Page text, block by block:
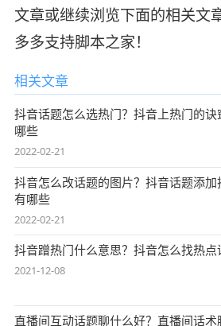
文章或继续浏览下面的相关文
多多支持脚本之家！
相关文章
抖音话题怎么选热门？抖音上热门的诀
哪些
2022-02-21
抖音怎么改话题的图片？抖音话题添加
有哪些
2022-02-21
抖音蹭热门什么意思？抖音怎么找热点
2021-12-08
直播间互动话题聊什么好？直播间话术